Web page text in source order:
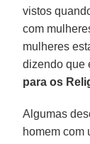
vistos
com
mulheres
dizendo que
para os
Algumas
homem com